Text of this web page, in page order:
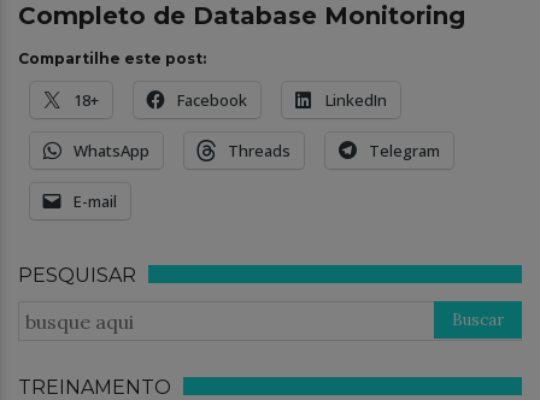
Completo de Database Monitoring
Compartilhe este post:
18+ Facebook LinkedIn
WhatsApp Threads Telegram
E-mail
PESQUISAR
TREINAMENTO